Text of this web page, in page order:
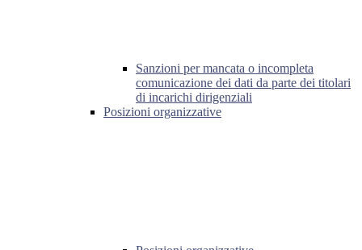
Sanzioni per mancata o incompleta
comunicazione dei dati da parte dei titolari
di incarichi dirigenziali
Posizioni organizzative